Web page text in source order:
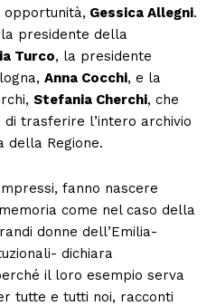
opportunità, Gessica Allegni.
presidente della
Turco, la presidente
Anna Cocchi, e la
Stefania Cherchi, che
di trasferire l’intero archivio
della Regione.
fanno nascere
come nel caso della
donne dell’Emilia-
dichiara
il loro esempio serva
tutte e tutti noi, racconti